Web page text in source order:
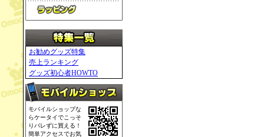
お勧めグッズ特集
売上ランキング
グッズ初心者HOWTO
モバイルショップな
らケータイでこっそ
りバレずに買える！
簡単アクセスでお気